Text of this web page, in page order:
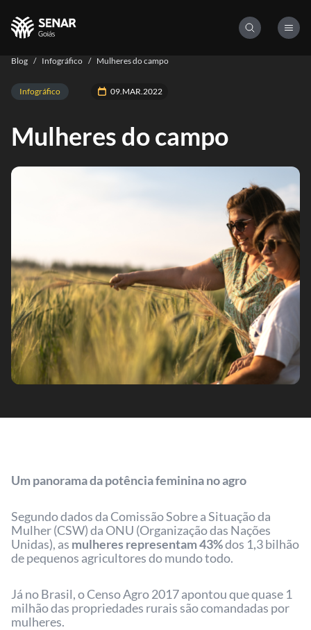
Blog / Infográfico / Mulheres do campo
Infográfico 09.MAR.2022
Mulheres do campo
Um panorama da potência feminina no agro
Segundo dados da Comissão Sobre a Situação da
Mulher (CSW) da ONU (Organização das Nações
Unidas), as mulheres representam 43%dos 1,3 bilhão
de pequenos agricultores do mundo todo.
Já no Brasil, o Censo Agro 2017 apontou que quase 1
milhão das propriedades rurais são comandadas por
mulheres.